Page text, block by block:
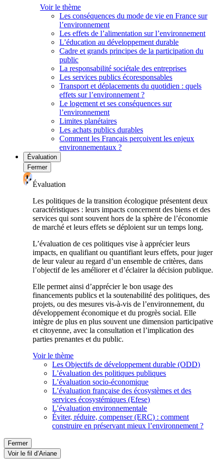
Voir le thème
Les conséquences du mode de vie en France sur
l’environnement
Les effets de l’alimentation sur l’environnement
L’éducation au développement durable
Cadre et grands principes de la participation du
public
La responsabilité sociétale des entreprises
Les services publics écoresponsables
Transport et déplacements du quotidien : quels
effets sur l’environnement ?
Le logement et ses conséquences sur
l’environnement
Limites planétaires
Les achats publics durables
Comment les Français perçoivent les enjeux
environnementaux ?
Évaluation
Fermer
Évaluation
Les politiques de la transition écologique présentent deux
caractéristiques : leurs impacts concernent des biens et des
services qui sont souvent hors de la sphère de l’économie
de marché et leurs effets se déploient sur un temps long.
L’évaluation de ces politiques vise à apprécier leurs
impacts, en qualifiant ou quantifiant leurs effets, pour juger
de leur valeur au regard d’un ensemble de critères, dans
l’objectif de les améliorer et d’éclairer la décision publique.
Elle permet ainsi d’apprécier le bon usage des
financements publics et la soutenabilité des politiques, des
projets, ou des mesures vis-à-vis de l’environnement, du
développement économique et du progrès social. Elle
intègre de plus en plus souvent une dimension participative
et citoyenne, avec la consultation et l’implication des
parties prenantes et du public.
Voir le thème
Les Objectifs de développement durable (ODD)
L’évaluation des politiques publiques
L’évaluation socio-économique
L’évaluation française des écosystèmes et des
services écosystémiques (Efese)
L’évaluation environnementale
Éviter, réduire, compenser (ERC) : comment
construire en préservant mieux l’environnement ?
Fermer
Voir le fil d’Ariane